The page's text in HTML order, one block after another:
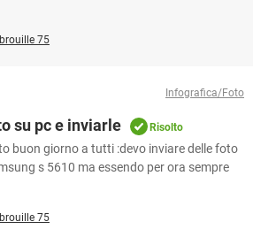
75
Infografica/Foto
su pc e inviarle Risolto
buon giorno a tutti :devo inviare delle foto
s 5610 ma essendo per ora sempre
75